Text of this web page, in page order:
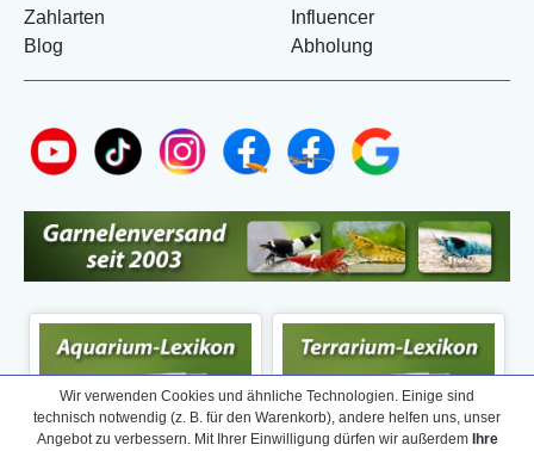
Zahlarten
Blog
Influencer
Abholung
Wir verwenden Cookies und ähnliche Technologien. Einige sind
technisch notwendig (z. B. für den Warenkorb), andere helfen uns, unser
Angebot zu verbessern. Mit Ihrer Einwilligung dürfen wir außerdem Ihre